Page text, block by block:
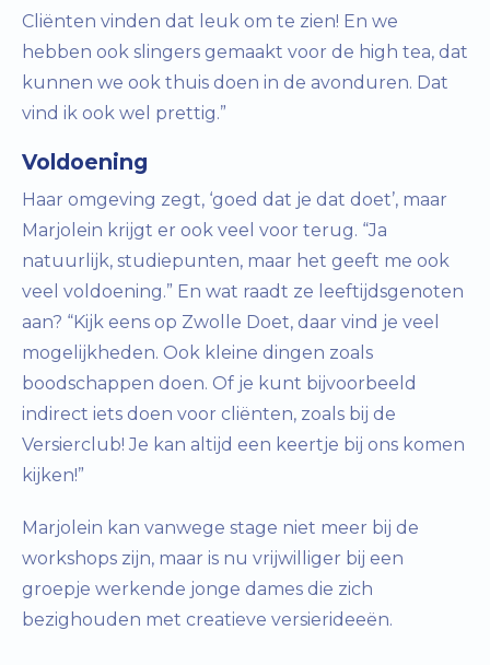
Cliënten vinden dat leuk om te zien! En we
hebben ook slingers gemaakt voor de high tea, dat
kunnen we ook thuis doen in de avonduren. Dat
vind ik ook wel prettig.”
Voldoening
Haar omgeving zegt, ‘goed dat je dat doet’, maar
Marjolein krijgt er ook veel voor terug. “Ja
natuurlijk, studiepunten, maar het geeft me ook
veel voldoening.” En wat raadt ze leeftijdsgenoten
aan? “Kijk eens op Zwolle Doet, daar vind je veel
mogelijkheden. Ook kleine dingen zoals
boodschappen doen. Of je kunt bijvoorbeeld
indirect iets doen voor cliënten, zoals bij de
Versierclub! Je kan altijd een keertje bij ons komen
kijken!”
Marjolein kan vanwege stage niet meer bij de
workshops zijn, maar is nu vrijwilliger bij een
groepje werkende jonge dames die zich
bezighouden met creatieve versierideeën.